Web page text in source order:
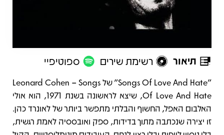
תיאור רשימת שירים ספוטיפיי
תיאור
"Songs Of Love And Hate" של Leonard Cohen – Songs
Of Love And Hate, שיצא לראשונה בשנת 1971, הוא אולי
האלבום האפל, החשוף והבלתי מתפשר ביותר של לאונרד כהן.
זו יצירה שנכתבה מתוך בדידות, ספק ואובססיה לאמת רגשית,